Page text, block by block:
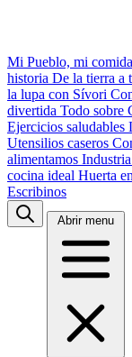
Mi Pueblo, mi comida
historia De la tierra a
la lupa con Sívori
divertida Todo sobre
Ejercicios saludables
Utensilios caseros
alimentamos
cocina ideal Huerta
Escribinos
Abrir menu